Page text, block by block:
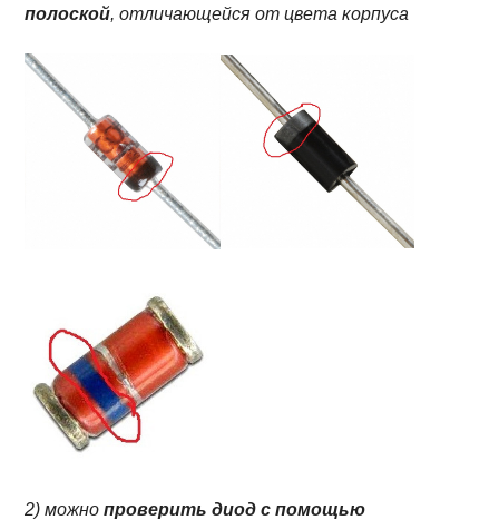
полоской, отличающейся от цвета корпуса
2) можно проверить диод с помощью